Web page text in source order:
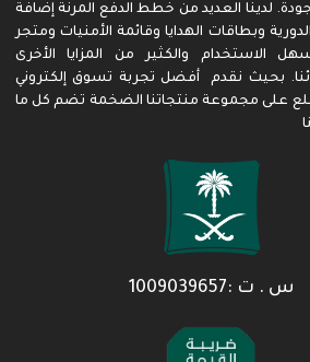
لدينا العديد من خطط الدفع المرنة إضافة
وبطاقات الهدايا وقائمة الأمنيات ومتجر
الاستخدام والكثير من المزايا الأخرى
بحيث نقدم أفضل تجربة تسوق إلكتروني
على مجموعة منتجاتنا الضخمة تضم كل ما
س . ت :1009039657